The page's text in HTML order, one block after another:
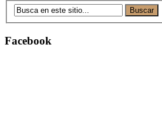
Facebook